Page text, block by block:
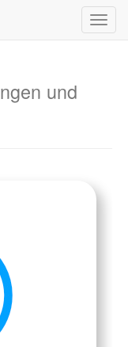
und